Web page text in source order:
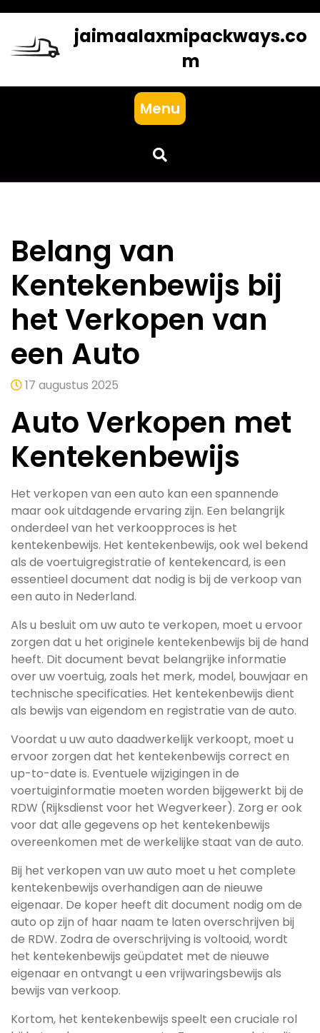
content
jaimaalaxmipackways.co
m
Menu
Belang van
Kentekenbewijs bij
het Verkopen van
een Auto
17 augustus 2025
Auto Verkopen met
Kentekenbewijs
Het verkopen van een auto kan een spannende
maar ook uitdagende ervaring zijn. Een belangrijk
onderdeel van het verkoopproces is het
kentekenbewijs. Het kentekenbewijs, ook wel bekend
als de voertuigregistratie of kentekencard, is een
essentieel document dat nodig is bij de verkoop van
een auto in Nederland.
Als u besluit om uw auto te verkopen, moet u ervoor
zorgen dat u het originele kentekenbewijs bij de hand
heeft. Dit document bevat belangrijke informatie
over uw voertuig, zoals het merk, model, bouwjaar en
technische specificaties. Het kentekenbewijs dient
als bewijs van eigendom en registratie van de auto.
Voordat u uw auto daadwerkelijk verkoopt, moet u
ervoor zorgen dat het kentekenbewijs correct en
up-to-date is. Eventuele wijzigingen in de
voertuiginformatie moeten worden bijgewerkt bij de
RDW (Rijksdienst voor het Wegverkeer). Zorg er ook
voor dat alle gegevens op het kentekenbewijs
overeenkomen met de werkelijke staat van de auto.
Bij het verkopen van uw auto moet u het complete
kentekenbewijs overhandigen aan de nieuwe
eigenaar. De koper heeft dit document nodig om de
auto op zijn of haar naam te laten overschrijven bij
de RDW. Zodra de overschrijving is voltooid, wordt
het kentekenbewijs geüpdatet met de nieuwe
eigenaar en ontvangt u een vrijwaringsbewijs als
bewijs van verkoop.
Kortom, het kentekenbewijs speelt een cruciale rol